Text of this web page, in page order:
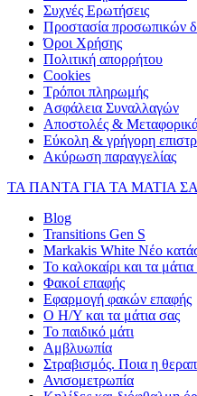
Συχνές Ερωτήσεις
Προστασία προσωπικών
Όροι Χρήσης
Πολιτική απορρήτου
Cookies
Τρόποι πληρωμής
Ασφάλεια Συναλλαγών
Αποστολές &
Εύκολη & γρήγορη
Ακύρωση παραγγελίας
ΤΑ ΠΑΝΤΑ ΓΙΑ ΤΑ ΜΑΤΙΑ
Blog
Transitions Gen S
Markakis White Νέο
Το καλοκαίρι και τα
Φακοί επαφής
Εφαρμογή φακών επαφής
Ο Η/Υ και τα μάτια σας
Το παιδικό μάτι
Αμβλυωπία
Στραβισμός. Ποια η
Ανισομετρωπία